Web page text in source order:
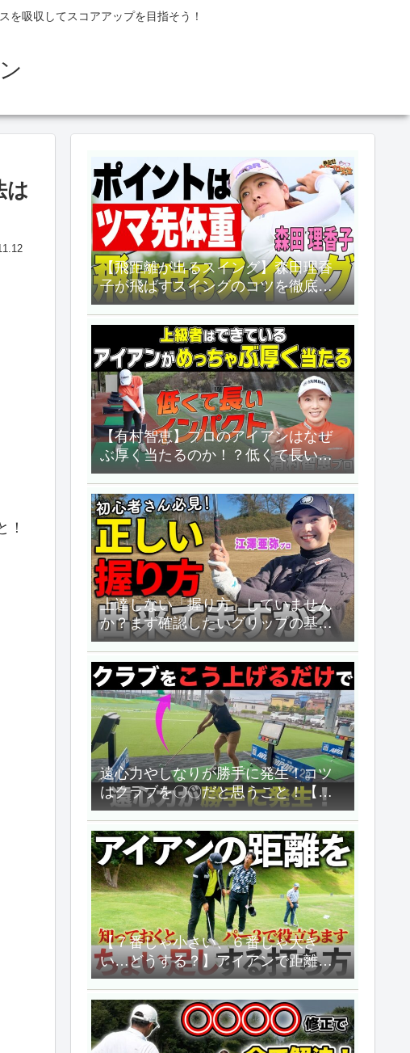
を吸収してスコアアップを目指そう！
は
！
【飛距離が出るスイング】森田理香
子が飛ばすスイングのコツを徹底講
義！【ALBA TV】
【有村智恵】プロのアイアンはなぜ
ぶ厚く当たるのか！？低くて長いイ
ンパクトのつくり方教えます！！
【UUUM GOLF】
上達しない「握り方」していません
か？まず確認したいグリップの基本
３種類【ゴルファボ】
遠心力やしなりが勝手に発生！コツ
はクラブを〇〇だと思うこと！【飯
島茜のゴルフちゃんねる】
【７番じゃ小さい、６番じゃ大き
い…どうする？】アイアンで距離を
ちょい足ししたいときどうする？
【三觜喜一のゴルフレッスン】